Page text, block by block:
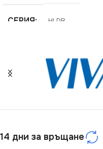
СЕРИЯ HLDR
220V
МОЩНОСТ (W) 35
14 дни за връщане